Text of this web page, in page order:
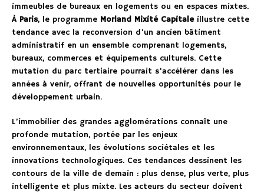
immeubles de bureaux en logements ou en espaces mixtes.
À Paris, le programme Morland Mixité Capitaleillustre cette
tendance avec la reconversion d’un ancien bâtiment
administratif en un ensemble comprenant logements,
bureaux, commerces et équipements culturels. Cette
mutation du parc tertiaire pourrait s’accélérer dans les
années à venir, offrant de nouvelles opportunités pour le
développement urbain.
L’immobilier des grandes agglomérations connaît une
profonde mutation, portée par les enjeux
environnementaux, les évolutions sociétales et les
innovations technologiques. Ces tendances dessinent les
contours de la ville de demain : plus dense, plus verte, plus
intelligente et plus mixte. Les acteurs du secteur doivent